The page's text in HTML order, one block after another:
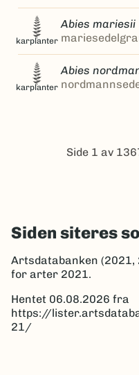
karplanter
Abies mariesii
karplanter
Abies
Side 1 av
Siden siteres
Artsdatabanken (2021,
for arter 2021.
Hentet 06.08.2026 fra
https://
21/